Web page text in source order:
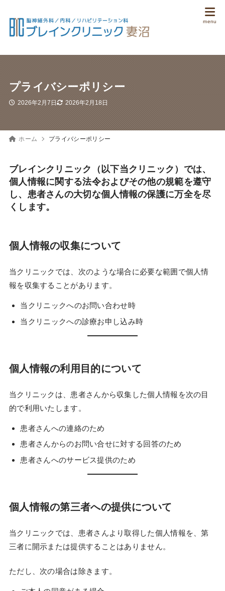
プライバシーポリシー
2026年2月7日 2026年2月18日
ホーム プライバシーポリシー
ブレインクリニック（以下当クリニック）では、
個人情報に関する法令およびその他の規範を遵守
し、患者さんの大切な個人情報の保護に万全を尽
くします。
個人情報の収集について
当クリニックでは、次のような場合に必要な範囲で個人情
報を収集することがあります。
当クリニックへのお問い合わせ時
当クリニックへの診療お申し込み時
個人情報の利用目的について
当クリニックは、患者さんから収集した個人情報を次の目
的で利用いたします。
患者さんへの連絡のため
患者さんからのお問い合せに対する回答のため
患者さんへのサービス提供のため
個人情報の第三者への提供について
当クリニックでは、患者さんより取得した個人情報を、第
三者に開示または提供することはありません。
ただし、次の場合は除きます。